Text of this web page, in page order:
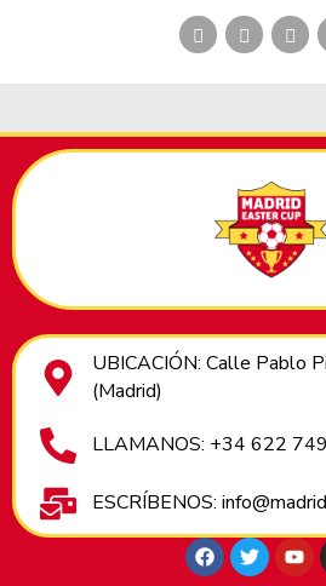
UBICACIÓN: Calle Pablo
(Madrid)
LLAMANOS: +34 622
ESCRÍBENOS: